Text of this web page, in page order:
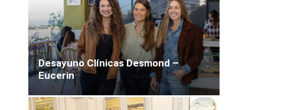
Desayuno Clínicas Desmond –
Eucerin